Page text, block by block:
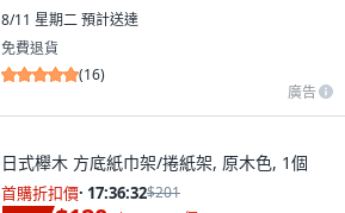
8/11 星期二預計送達
免費退貨
(16)
廣告
日式櫸木 方底紙巾架/捲紙架, 原木色, 1個
首購折扣價· 17:36:31$201